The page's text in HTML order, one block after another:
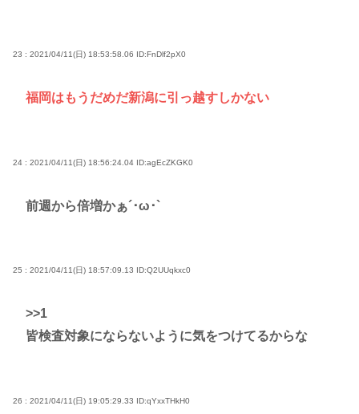
23 : 2021/04/11(日) 18:53:58.06 ID:FnDlf2pX0
福岡はもうだめだ新潟に引っ越すしかない
24 : 2021/04/11(日) 18:56:24.04 ID:agEcZKGK0
前週から倍増かぁ´･ω･`
25 : 2021/04/11(日) 18:57:09.13 ID:Q2UUqkxc0
>>1
皆検査対象にならないように気をつけてるからな
26 : 2021/04/11(日) 19:05:29.33 ID:qYxxTHkH0